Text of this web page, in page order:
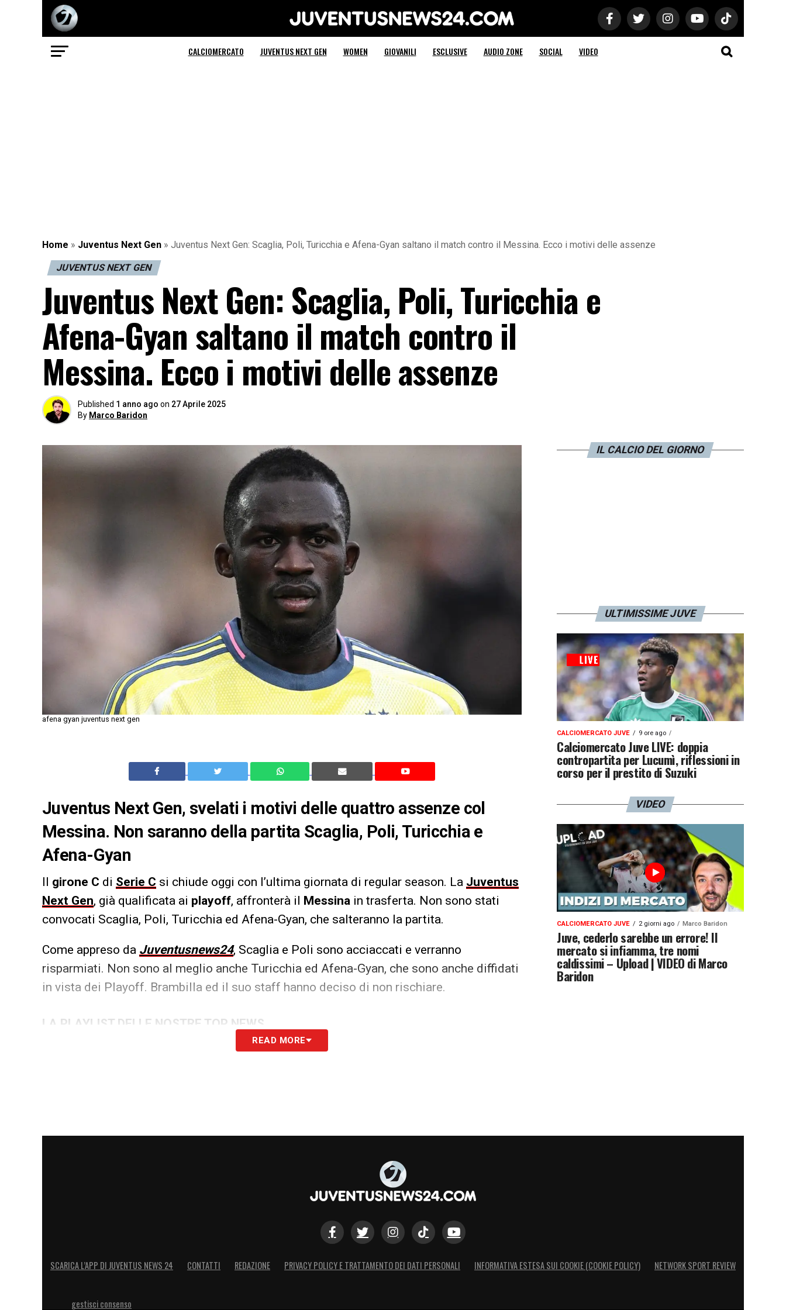
Juventus News 24
CALCIOMERCATO JUVENTUS NEXT GEN WOMEN GIOVANILI ESCLUSIVE AUDIO ZONE SOCIAL VIDEO
Home » Juventus Next Gen » Juventus Next Gen: Scaglia, Poli, Turicchia e Afena-Gyan saltano il match contro il Messina. Ecco i motivi delle assenze
JUVENTUS NEXT GEN
Juventus Next Gen: Scaglia, Poli, Turicchia e
Afena-Gyan saltano il match contro il
Messina. Ecco i motivi delle assenze
Published 1 anno ago on 27 Aprile 2025
By Marco Baridon
afena gyan juventus next gen
Juventus Next Gen, svelati i motivi delle quattro assenze col
Messina. Non saranno della partita Scaglia, Poli, Turicchia e
Afena-Gyan
Il girone C di Serie C si chiude oggi con l’ultima giornata di regular season. La Juventus
Next Gen, già qualificata ai playoff, affronterà il Messina in trasferta. Non sono stati
convocati Scaglia, Poli, Turicchia ed Afena-Gyan, che salteranno la partita.
Come appreso da Juventusnews24, Scaglia e Poli sono acciaccati e verranno
risparmiati. Non sono al meglio anche Turicchia ed Afena-Gyan, che sono anche diffidati
in vista dei Playoff. Brambilla ed il suo staff hanno deciso di non rischiare.
LA PLAYLIST DELLE NOSTRE TOP NEWS
READ MORE
IL CALCIO DEL GIORNO
ULTIMISSIME JUVE
CALCIOMERCATO JUVE 9 ore ago
Calciomercato Juve LIVE: doppia
contropartita per Lucumì, riflessioni in
corso per il prestito di Suzuki
VIDEO
CALCIOMERCATO JUVE 2 giorni ago Marco Baridon
Juve, cederlo sarebbe un errore! Il
mercato si infiamma, tre nomi
caldissimi – Upload | VIDEO di Marco
Baridon
SCARICA L’APP DI JUVENTUS NEWS 24 CONTATTI REDAZIONE PRIVACY POLICY E TRATTAMENTO DEI DATI PERSONALI INFORMATIVA ESTESA SUI COOKIE (COOKIE POLICY) NETWORK SPORT REVIEW
gestisci consenso